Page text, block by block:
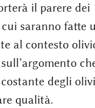
il parere dei
saranno fatte
al contesto
degli
qualità.